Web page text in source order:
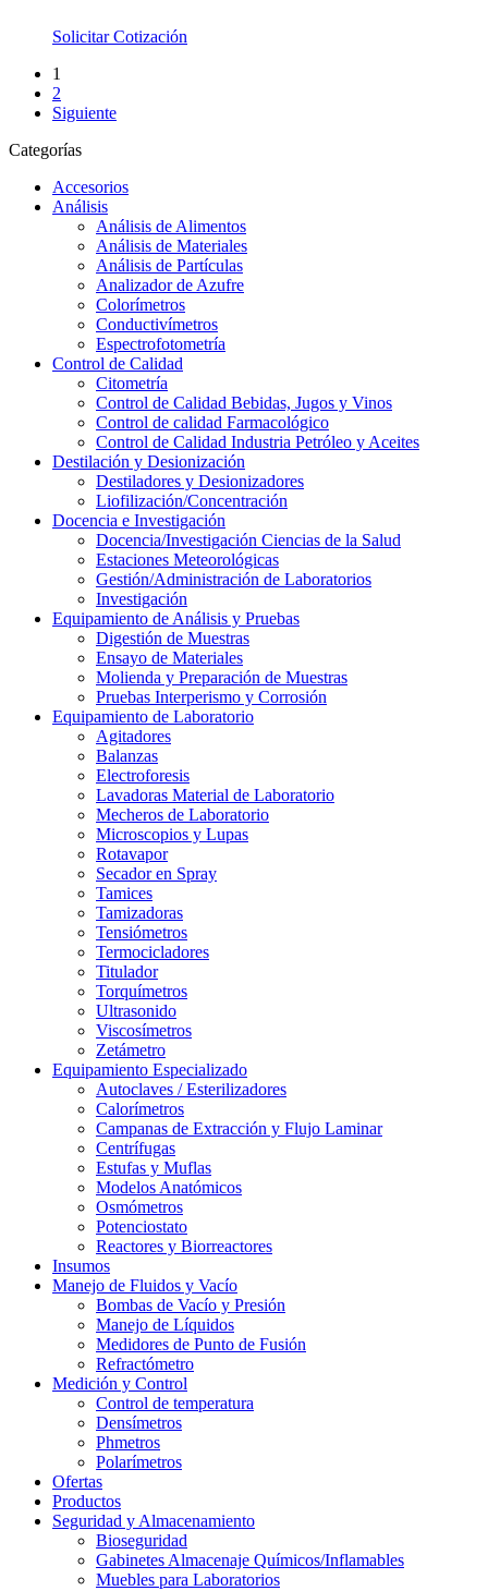
Solicitar Cotización
1
2
Siguiente
Categorías
Accesorios
Análisis
Análisis de Alimentos
Análisis de Materiales
Análisis de Partículas
Analizador de Azufre
Colorímetros
Conductivímetros
Espectrofotometría
Control de Calidad
Citometría
Control de Calidad Bebidas, Jugos y Vinos
Control de calidad Farmacológico
Control de Calidad Industria Petróleo y Aceites
Destilación y Desionización
Destiladores y Desionizadores
Liofilización/Concentración
Docencia e Investigación
Docencia/Investigación Ciencias de la Salud
Estaciones Meteorológicas
Gestión/Administración de Laboratorios
Investigación
Equipamiento de Análisis y Pruebas
Digestión de Muestras
Ensayo de Materiales
Molienda y Preparación de Muestras
Pruebas Interperismo y Corrosión
Equipamiento de Laboratorio
Agitadores
Balanzas
Electroforesis
Lavadoras Material de Laboratorio
Mecheros de Laboratorio
Microscopios y Lupas
Rotavapor
Secador en Spray
Tamices
Tamizadoras
Tensiómetros
Termocicladores
Titulador
Torquímetros
Ultrasonido
Viscosímetros
Zetámetro
Equipamiento Especializado
Autoclaves / Esterilizadores
Calorímetros
Campanas de Extracción y Flujo Laminar
Centrífugas
Estufas y Muflas
Modelos Anatómicos
Osmómetros
Potenciostato
Reactores y Biorreactores
Insumos
Manejo de Fluidos y Vacío
Bombas de Vacío y Presión
Manejo de Líquidos
Medidores de Punto de Fusión
Refractómetro
Medición y Control
Control de temperatura
Densímetros
Phmetros
Polarímetros
Ofertas
Productos
Seguridad y Almacenamiento
Bioseguridad
Gabinetes Almacenaje Químicos/Inflamables
Muebles para Laboratorios